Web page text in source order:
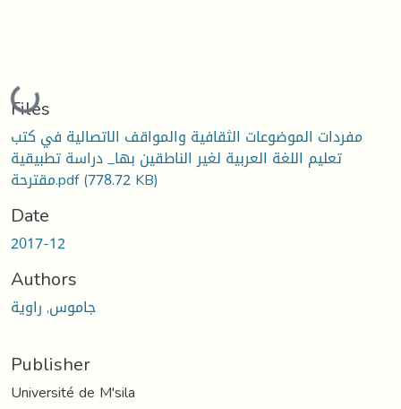
Loading...
Files
مفردات الموضوعات الثقافية والمواقف الاتصالية في كتب
تعليم اللغة العربية لغير الناطقين بها_ دراسة تطبيقية
مقترحة.pdf(778.72 KB)
Date
2017-12
Authors
جاموس, راوية
Publisher
Université de M'sila